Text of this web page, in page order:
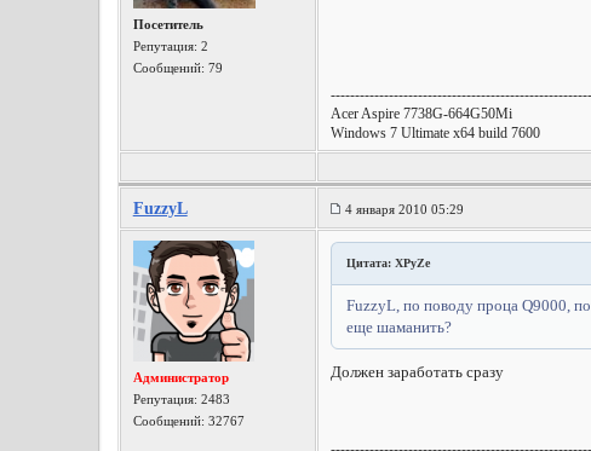
Посетитель
Репутация: 2
Сообщений: 79
Acer Aspire 7738G-664G50Mi
Windows 7 Ultimate x64 build 7600
FuzzyL 4 января 2010 05:29
Администратор
Репутация: 2483
Сообщений: 32767
Цитата: XPyZe
FuzzyL, по поводу проца Q9000,
еще шаманить?
Должен заработать сразу